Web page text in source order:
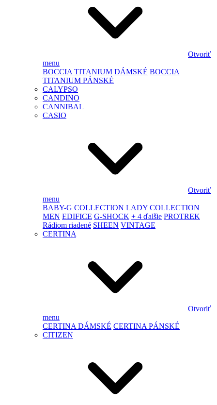
Otvoriť
menu
BOCCIA TITANIUM DÁMSKÉ BOCCIA
TITANIUM PÁNSKÉ
CALYPSO
CANDINO
CANNIBAL
CASIO
Otvoriť
menu
BABY-G COLLECTION LADY COLLECTION
MEN EDIFICE G-SHOCK + 4 ďalšie PROTREK
Rádiom riadené SHEEN VINTAGE
CERTINA
Otvoriť
menu
CERTINA DÁMSKÉ CERTINA PÁNSKÉ
CITIZEN